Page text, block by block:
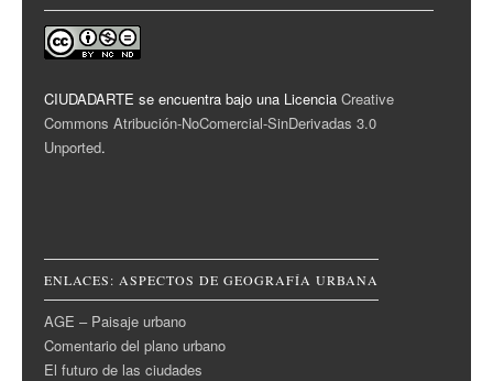
CIUDADARTE se encuentra bajo una Licencia Creative
Commons Atribución-NoComercial-SinDerivadas 3.0
Unported.
ENLACES: ASPECTOS DE GEOGRAFÍA URBANA
AGE – Paisaje urbano
Comentario del plano urbano
El futuro de las ciudades